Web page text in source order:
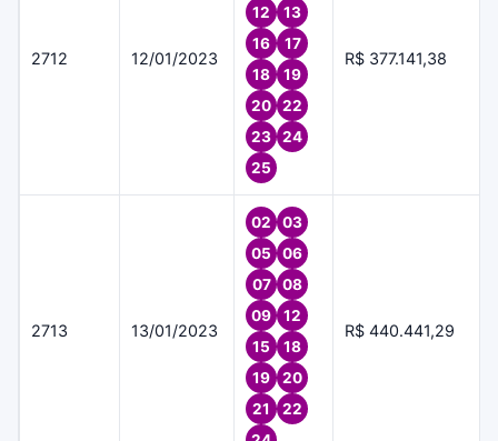
2712 12/01/2023
12
13
16
17
18
19
20
22
23
24
25
R$ 377.141,38
2713 13/01/2023
02
03
05
06
07
08
09
12
15
18
19
20
21
22
R$ 440.441,29